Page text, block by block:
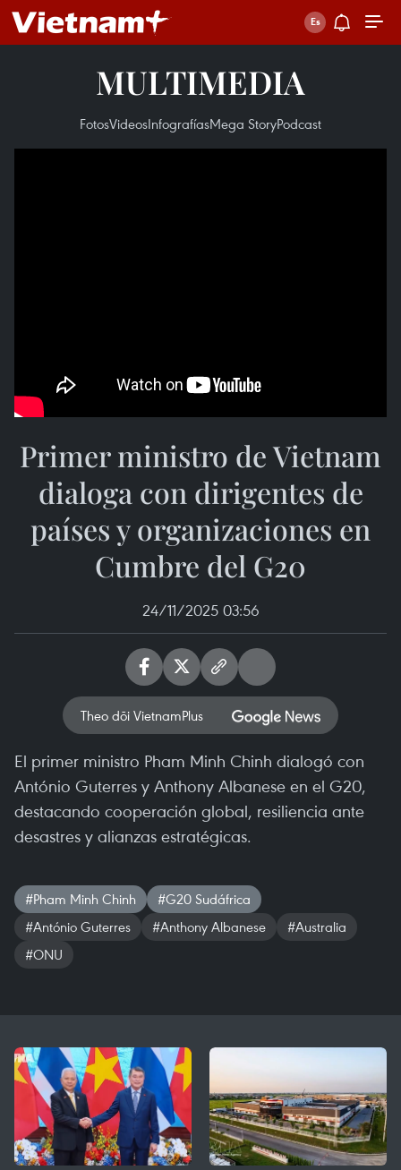
MULTIMEDIA
FotosVideosInfografíasMega StoryPodcast
Primer ministro de Vietnam
dialoga con dirigentes de
países y organizaciones en
Cumbre del G20
24/11/2025 03:56
Theo dõi VietnamPlus
El primer ministro Pham Minh Chinh dialogó con
António Guterres y Anthony Albanese en el G20,
destacando cooperación global, resiliencia ante
desastres y alianzas estratégicas.
#Pham Minh Chinh
#G20 Sudáfrica
#António Guterres
#Anthony Albanese
#Australia
#ONU